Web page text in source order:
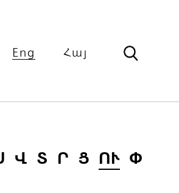
Eng Հայ
Վ Տ Ր Ց ՈՒ Փ